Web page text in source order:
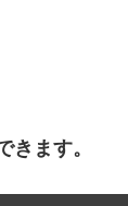
ます。